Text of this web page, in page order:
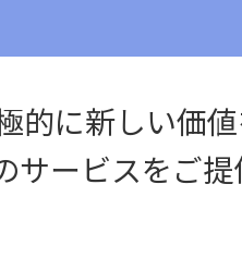
的に新しい価
サービスをご提